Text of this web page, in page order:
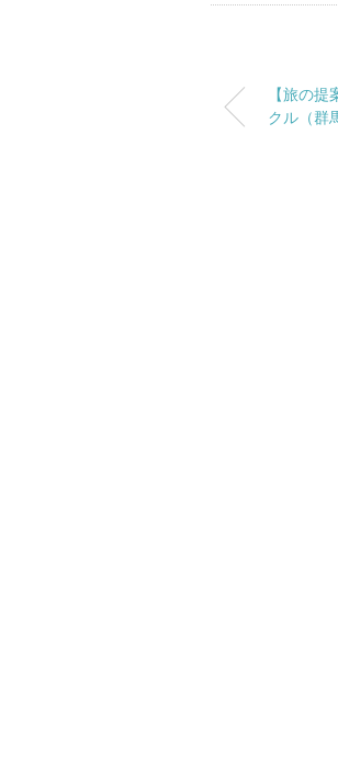
【旅の
クル（群